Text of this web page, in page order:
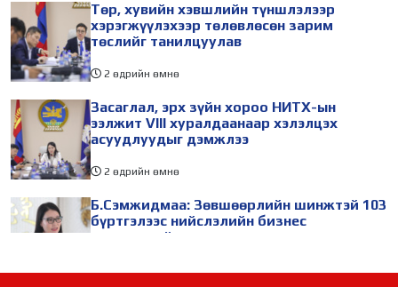
Төр, хувийн хэвшлийн түншлэлээр
хэрэгжүүлэхээр төлөвлөсөн зарим
төслийг танилцуулав
2 өдрийн өмнө
Засаглал, эрх зүйн хороо НИТХ-ын
ээлжит VIII хуралдаанаар хэлэлцэх
асуудлуудыг дэмжлээ
2 өдрийн өмнө
Б.Сэмжидмаа: Зөвшөөрлийн шинжтэй 103
бүртгэлээс нийслэлийн бизнес
эрхлэгчдийг чөлөөллөө